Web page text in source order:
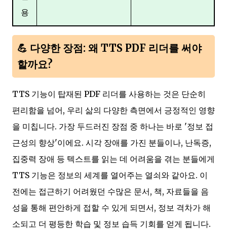
용
💪 다양한 장점: 왜 TTS PDF 리더를 써야
할까요?
TTS 기능이 탑재된 PDF 리더를 사용하는 것은 단순히
편리함을 넘어, 우리 삶의 다양한 측면에서 긍정적인 영향
을 미칩니다. 가장 두드러진 장점 중 하나는 바로 '정보 접
근성의 향상'이에요. 시각 장애를 가진 분들이나, 난독증,
집중력 장애 등 텍스트를 읽는 데 어려움을 겪는 분들에게
TTS 기능은 정보의 세계를 열어주는 열쇠와 같아요. 이
전에는 접근하기 어려웠던 수많은 문서, 책, 자료들을 음
성을 통해 편안하게 접할 수 있게 되면서, 정보 격차가 해
소되고 더 평등한 학습 및 정보 습득 기회를 얻게 됩니다.